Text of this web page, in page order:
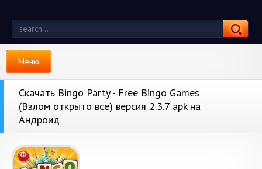
Меню
Скачать Bingo Party - Free Bingo Games
(Взлом открыто все) версия 2.3.7 apk на
Андроид